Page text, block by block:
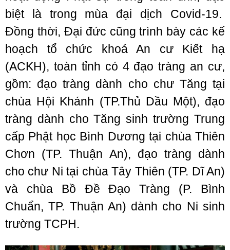
biệt là trong mùa đại dịch Covid-19.
Đồng thời, Đại đức cũng trình bày các kế
hoạch tổ chức khoá An cư Kiết hạ
(ACKH), toàn tỉnh có 4 đạo tràng an cư,
gồm: đạo tràng dành cho chư Tăng tại
chùa Hội Khánh (TP.Thủ Dầu Một), đạo
tràng dành cho Tăng sinh trường Trung
cấp Phật học Bình Dương tại chùa Thiên
Chơn (TP. Thuận An), đạo tràng dành
cho chư Ni tại chùa Tây Thiên (TP. Dĩ An)
và chùa Bồ Đề Đạo Tràng (P. Bình
Chuẩn, TP. Thuận An) dành cho Ni sinh
trường TCPH.